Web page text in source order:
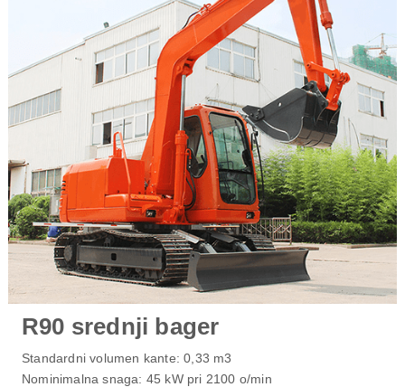
R90 srednji bager
Standardni volumen kante: 0,33 m3
Nominimalna snaga: 45 kW pri 2100 o/min